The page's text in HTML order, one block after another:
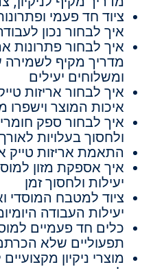
ציוד חד פעמי
איך לבחור נכון
איך לבחור פתרונות
מדריך מקיף לשמירה
ומשלוחים יעילים
איך לבחור אריזות
איכות המוצר וישפרו
איך לבחור ספק חומרי
ולחסוך בעלויות
התאמת אריזות טייק
איך אספקת מזון
יעילות ולחסוך זמן
ציוד למטבח המוסדי
יעילות העבודה
כלים חד פעמיים
תפעוליים שלא
מוצרי ניקיון